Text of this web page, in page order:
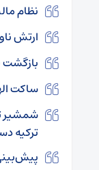
نظام
ارتش
بازگشت
ساکت
شمشیر
ترکیه
پیش‌بینی